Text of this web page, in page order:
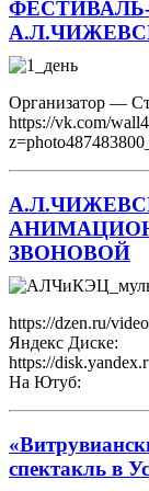
Организатор —
https://vk.com/
ЗВОНОВОЙ
https://dzen.ru/
Яндекс Диске:
https://
На Ютуб:
спектакль в